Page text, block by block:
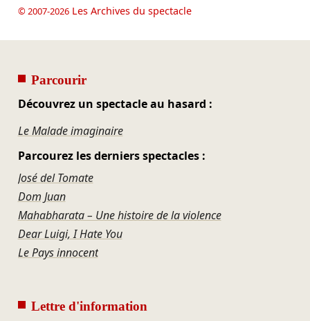
© 2007-2026Les Archives du spectacle
Parcourir
Découvrez un spectacle au hasard :
Le Malade imaginaire
Parcourez les derniers spectacles :
José del Tomate
Dom Juan
Mahabharata – Une histoire de la violence
Dear Luigi, I Hate You
Le Pays innocent
Lettre d'information